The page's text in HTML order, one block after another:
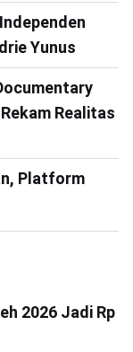
Yunus
Realitas
Platform
2026 Jadi Rp